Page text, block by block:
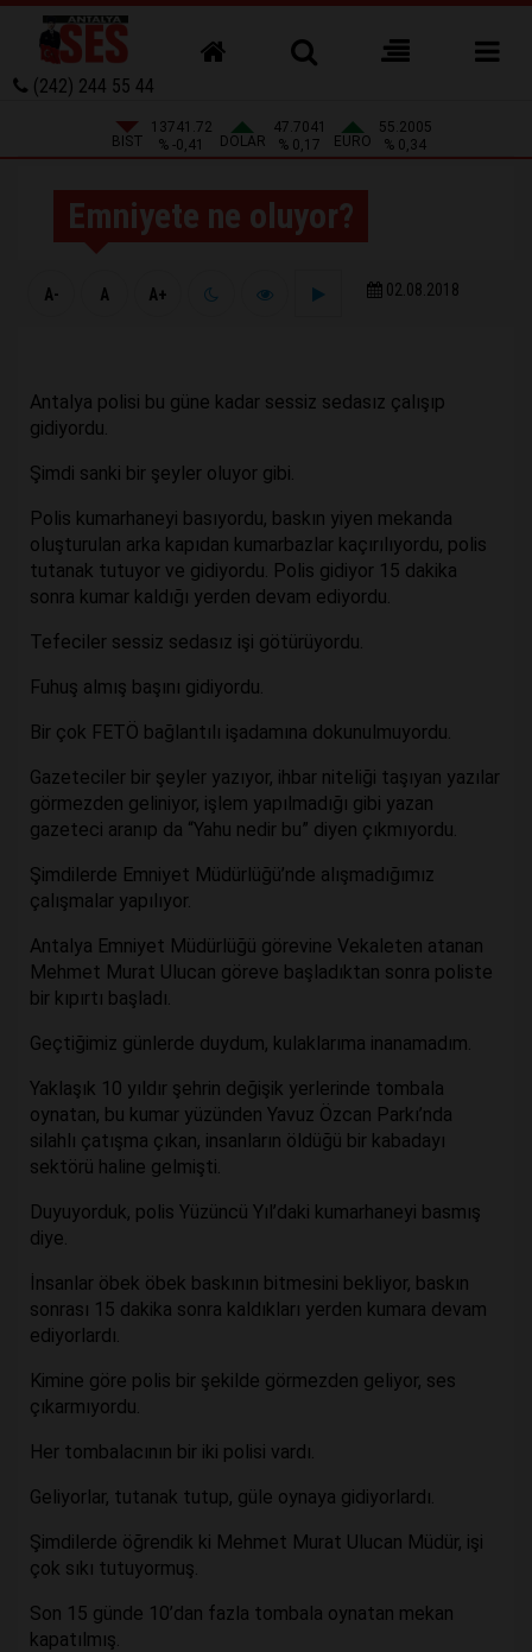
(242) 244 55 44
BIST
13741.72
% -0,41
DOLAR
47.7041
% 0,17
EURO
55.2005
% 0,34
Emniyete ne oluyor?
A- A A+ 02.08.2018
Antalya polisi bu güne kadar sessiz sedasız çalışıp
gidiyordu.
Şimdi sanki bir şeyler oluyor gibi.
Polis kumarhaneyi basıyordu, baskın yiyen mekanda
oluşturulan arka kapıdan kumarbazlar kaçırılıyordu, polis
tutanak tutuyor ve gidiyordu. Polis gidiyor 15 dakika
sonra kumar kaldığı yerden devam ediyordu.
Tefeciler sessiz sedasız işi götürüyordu.
Fuhuş almış başını gidiyordu.
Bir çok FETÖ bağlantılı işadamına dokunulmuyordu.
Gazeteciler bir şeyler yazıyor, ihbar niteliği taşıyan yazılar
görmezden geliniyor, işlem yapılmadığı gibi yazan
gazeteci aranıp da “Yahu nedir bu” diyen çıkmıyordu.
Şimdilerde Emniyet Müdürlüğü’nde alışmadığımız
çalışmalar yapılıyor.
Antalya Emniyet Müdürlüğü görevine Vekaleten atanan
Mehmet Murat Ulucan göreve başladıktan sonra poliste
bir kıpırtı başladı.
Geçtiğimiz günlerde duydum, kulaklarıma inanamadım.
Yaklaşık 10 yıldır şehrin değişik yerlerinde tombala
oynatan, bu kumar yüzünden Yavuz Özcan Parkı’nda
silahlı çatışma çıkan, insanların öldüğü bir kabadayı
sektörü haline gelmişti.
Duyuyorduk, polis Yüzüncü Yıl’daki kumarhaneyi basmış
diye.
İnsanlar öbek öbek baskının bitmesini bekliyor, baskın
sonrası 15 dakika sonra kaldıkları yerden kumara devam
ediyorlardı.
Kimine göre polis bir şekilde görmezden geliyor, ses
çıkarmıyordu.
Her tombalacının bir iki polisi vardı.
Geliyorlar, tutanak tutup, güle oynaya gidiyorlardı.
Şimdilerde öğrendik ki Mehmet Murat Ulucan Müdür, işi
çok sıkı tutuyormuş.
Son 15 günde 10’dan fazla tombala oynatan mekan
kapatılmış.